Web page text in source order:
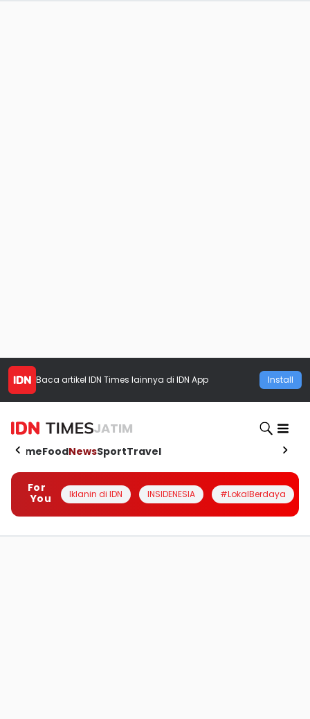
Baca artikel IDN Times lainnya di IDN App Install
JATIM
HomeFoodNewsSportTravel
For
You
Iklanin di IDN INSIDENESIA #LokalBerdaya